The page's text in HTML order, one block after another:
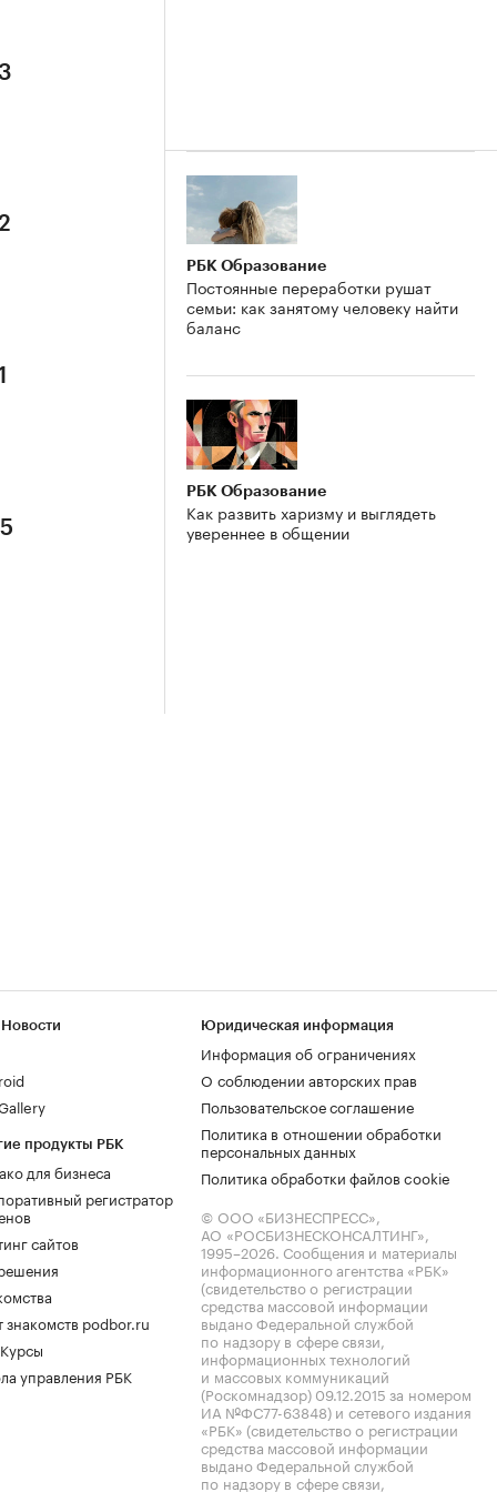
РБК Образование
Постоянные переработки рушат
семьи: как занятому человеку найти
баланс
РБК Образование
Как развить харизму и выглядеть
увереннее в общении
продукты РБК
для бизнеса
регистратор
сайтов
знакомств podbor.ru
управления РБК
Юридическая информация
Информация об ограничениях
О соблюдении авторских прав
Пользовательское соглашение
Политика в отношении обработки
персональных данных
Политика обработки файлов cookie
© ООО «БИЗНЕСПРЕСС»,
АО «РОСБИЗНЕСКОНСАЛТИНГ»,
1995–2026. Сообщения и материалы
информационного агентства «РБК»
(свидетельство о регистрации
средства массовой информации
выдано Федеральной службой
по надзору в сфере связи,
информационных технологий
и массовых коммуникаций
(Роскомнадзор) 09.12.2015 за номером
ИА №ФС77-63848) и сетевого издания
«РБК» (свидетельство о регистрации
средства массовой информации
выдано Федеральной службой
по надзору в сфере связи,